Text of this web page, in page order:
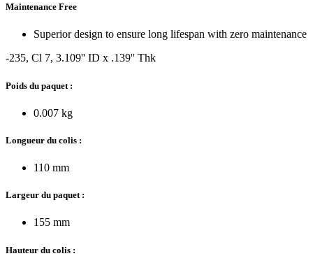
Maintenance Free
Superior design to ensure long lifespan with zero maintenance
-235, Cl 7, 3.109'' ID x .139'' Thk
Poids du paquet :
0.007 kg
Longueur du colis :
110 mm
Largeur du paquet :
155 mm
Hauteur du colis :